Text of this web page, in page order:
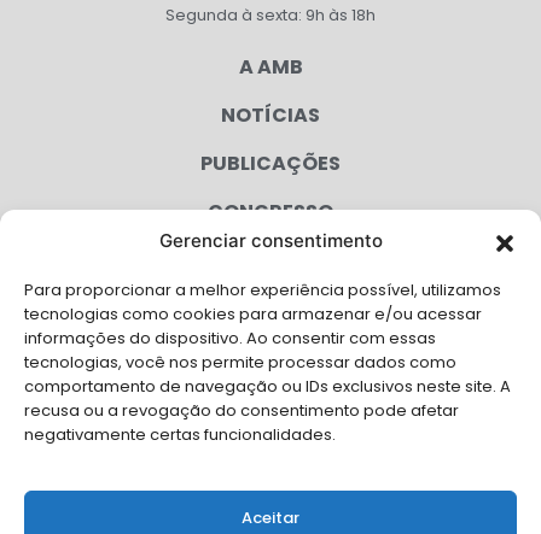
Gerenciar consentimento
Para proporcionar a melhor experiência possível, utilizamos
tecnologias como cookies para armazenar e/ou acessar
informações do dispositivo. Ao consentir com essas
tecnologias, você nos permite processar dados como
comportamento de navegação ou IDs exclusivos neste site. A
recusa ou a revogação do consentimento pode afetar
negativamente certas funcionalidades.
Aceitar
Segunda à sexta: 9h às 18h
A AMB
NOTÍCIAS
PUBLICAÇÕES
CONGRESSO
CAMPANHAS
SERVIÇOS
FILIADAS
FALE CONOSCO